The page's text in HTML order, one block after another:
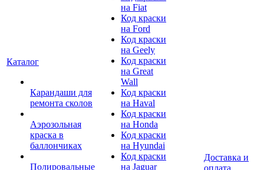
Каталог
Карандаши для
ремонта сколов
Аэрозольная
краска в
баллончиках
Полировальные
на Fiat
Код краски
на Ford
Код краски
на Geely
Код краски
на Great
Wall
Код краски
на Haval
Код краски
на Honda
Код краски
на Hyundai
Код краски
на Jaguar
Доставка и
оплата